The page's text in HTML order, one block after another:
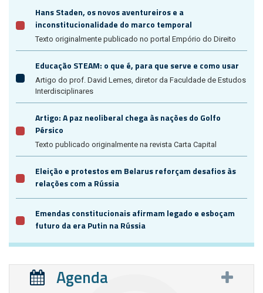
Hans Staden, os novos aventureiros e a
inconstitucionalidade do marco temporal
Texto originalmente publicado no portal Empório do Direito
Educação STEAM: o que é, para que serve e como usar
Artigo do prof. David Lemes, diretor da Faculdade de Estudos
Interdisciplinares
Artigo: A paz neoliberal chega às nações do Golfo
Pérsico
Texto publicado originalmente na revista Carta Capital
Eleição e protestos em Belarus reforçam desafios às
relações com a Rússia
Emendas constitucionais afirmam legado e esboçam
futuro da era Putin na Rússia
Agenda